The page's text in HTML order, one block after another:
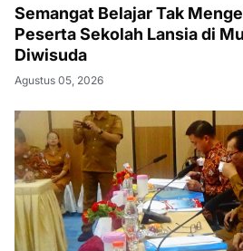
Semangat Belajar Tak
Peserta Sekolah Lansia di
Diwisuda
Agustus 05, 2026